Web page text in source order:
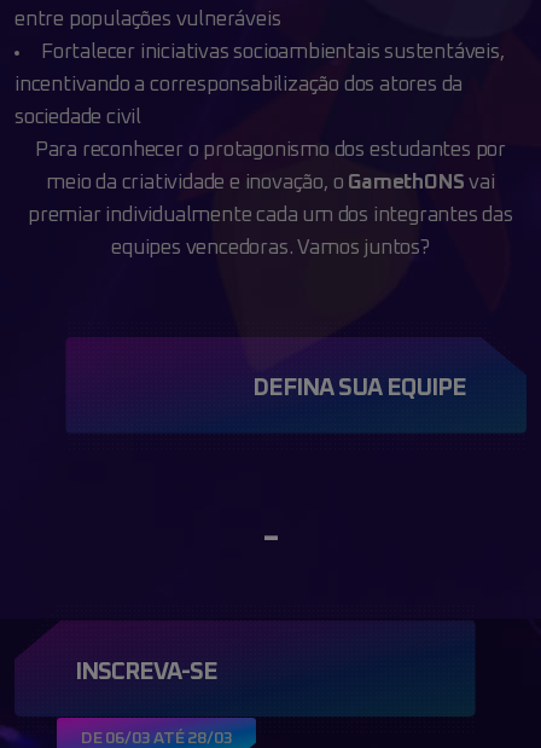
entre populações vulneráveis
Fortalecer iniciativas socioambientais sustentáveis,
incentivando a corresponsabilização dos atores da
sociedade civil
Para reconhecer o protagonismo dos estudantes por
meio da criatividade e inovação, o GamethONS vai
premiar individualmente cada um dos integrantes das
equipes vencedoras. Vamos juntos?
DEFINA SUA EQUIPE
-
INSCREVA-SE
DE 06/03 ATÉ 28/03